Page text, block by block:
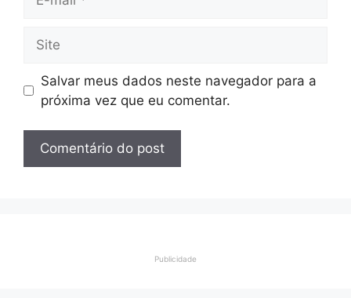
mail
Salvar meus dados neste navegador para a
próxima vez que eu comentar.
Publicidade